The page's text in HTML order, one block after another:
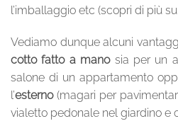
l’imballaggio etc (scopri di più su
Vediamo dunque alcuni
cotto fatto a manosia per un
salone di un appartamento
l’esterno(magari per
vialetto pedonale nel giardino e